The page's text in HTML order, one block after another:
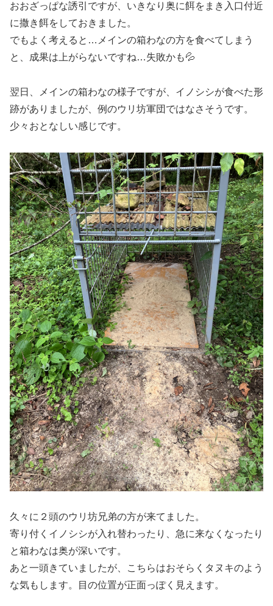
おおざっぱな誘引ですが、いきなり奥に餌をまき入口付近
に撒き餌をしておきました。
でもよく考えると…メインの箱わなの方を食べてしまう
と、成果は上がらないですね…失敗かも💦
翌日、メインの箱わなの様子ですが、イノシシが食べた形
跡がありましたが、例のウリ坊軍団ではなさそうです。
少々おとなしい感じです。
久々に２頭のウリ坊兄弟の方が来てました。
寄り付くイノシシが入れ替わったり、急に来なくなったり
と箱わなは奥が深いです。
あと一頭きていましたが、こちらはおそらくタヌキのよう
な気もします。目の位置が正面っぽく見えます。